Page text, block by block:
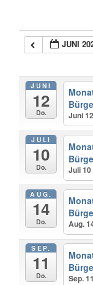
JUNI
JUNI
12
Do. Juni
JULI
10
Do. Juli 10
AUG.
14
Do. Aug.
SEP.
11
Do. Sep.